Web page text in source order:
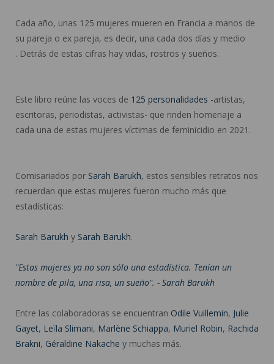
Cada año, unas 125 mujeres mueren en Francia a manos de
su pareja o ex pareja, es decir, una cada dos días y medio
. Detrás de estas cifras hay vidas, rostros y sueños.
Este libro reúne las voces de 125 personalidades -artistas,
escritoras, periodistas, activistas- que rinden homenaje a
cada una de estas mujeres víctimas de feminicidio en 2021.
Comisariados por Sarah Barukh, estos sensibles retratos nos
recuerdan que estas mujeres fueron mucho más que
estadísticas:
Sarah Barukh y Sarah Barukh.
"Estas mujeres ya no son sólo una estadística. Tenían un
nombre de pila, una risa, un sueño". - Sarah Barukh
Entre las colaboradoras se encuentran Odile Vuillemin, Julie
Gayet, Leïla Slimani, Marlène Schiappa, Muriel Robin, Rachida
Brakni, Géraldine Nakache y muchas más.